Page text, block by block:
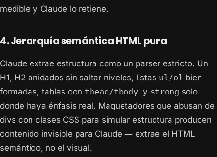
medible y Claude lo retiene.
4. Jerarquía semántica HTML pura
Claude extrae estructura como un parser estricto. Un
H1, H2 anidados sin saltar niveles, listas ul/ol bien
formadas, tablas con thead/tbody, y strong solo
donde haya énfasis real. Maquetadores que abusan de
divs con clases CSS para simular estructura producen
contenido invisible para Claude — extrae el HTML
semántico, no el visual.